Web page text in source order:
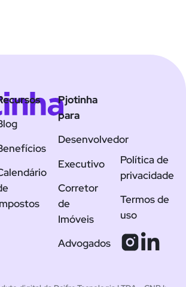
Pjotinha
para
Desenvolvedor
Executivo
Corretor
de
Imóveis
Advogados
Política de
privacidade
Termos de
uso